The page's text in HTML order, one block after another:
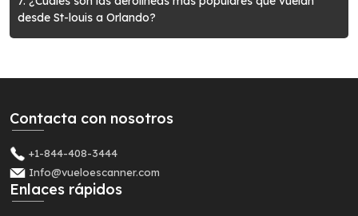
desde St-louis a Orlando?
Contacta con nosotros
+1-844-408-3444
Info@vueloescanner.com
Enlaces rápidos